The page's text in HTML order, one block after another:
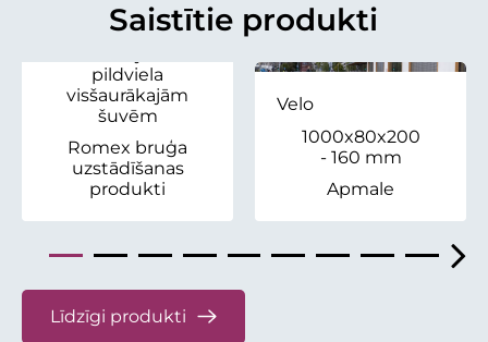
Saistītie produkti
Fugensand
pildviela
visšaurākajām
šuvēm
Romex bruģa
uzstādīšanas
produkti
Velo
1000x80x200
- 160 mm
Apmale
Līdzīgi produkti